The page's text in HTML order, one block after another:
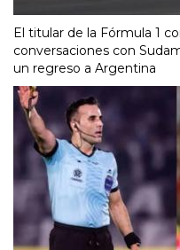
El titular de la Fórmula 1
conversaciones con
un regreso a Argentina